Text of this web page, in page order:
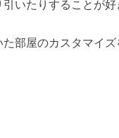
いたりすることが好
部屋のカスタマイズ